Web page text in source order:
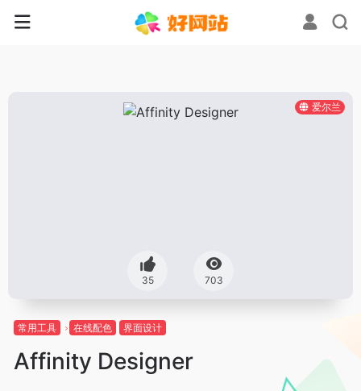
爱尔兰
35 703
常用工具 在线配色 界面设计
Affinity Designer